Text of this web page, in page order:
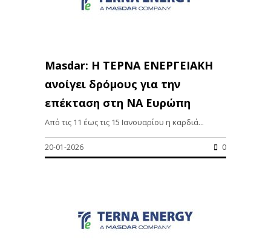
Masdar: Η ΤΕΡΝΑ ΕΝΕΡΓΕΙΑΚΗ
ανοίγει δρόμους για την
επέκταση στη ΝΑ Ευρώπη
Από τις 11 έως τις 15 Ιανουαρίου η καρδιά...
20-01-2026 0